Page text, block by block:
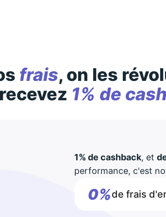
frais, on les
1% de
1% de cashback, et
performance, c'est
0%de frais